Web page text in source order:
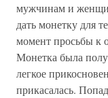
мужчинам и
дать монетку для
момент просьбы к
Монетка была
легкое
прикасалась.